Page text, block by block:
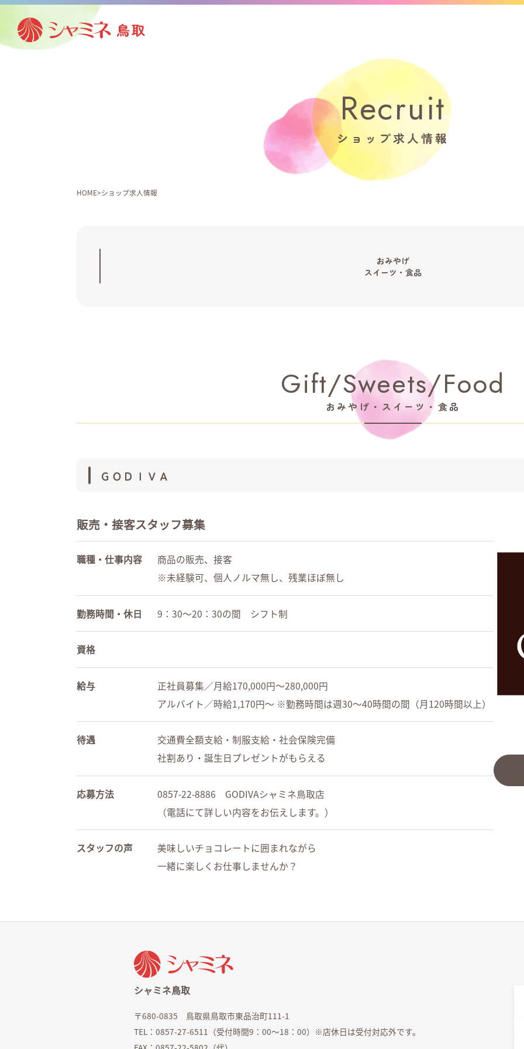
Recruit
ショップ求人情報
HOME ショップ求人情報
おみやげ
スイーツ・食品
Gift/Sweets/Food
おみやげ・スイーツ・食品
ＧＯＤＩＶＡ
販売・接客スタッフ募集
職種・仕事内容
商品の販売、接客
※未経験可、個人ノルマ無し、残業ほぼ無し
勤務時間・休日 9：30～20：30の間 シフト制
資格
給与
正社員募集／月給170,000円～280,000円
アルバイト／時給1,170円～ ※勤務時間は週30～40時間の間（月120時間以上）
待遇
交通費全額支給・制服支給・社会保険完備
社割あり・誕生日プレゼントがもらえる
応募方法
0857-22-8886 GODIVAシャミネ鳥取店
（電話にて詳しい内容をお伝えします。）
スタッフの声
美味しいチョコレートに囲まれながら
一緒に楽しくお仕事しませんか？
シャミネ鳥取
〒680-0835 鳥取県鳥取市東品治町111-1
TEL：0857-27-6511（受付時間9：00～18：00）※店休日は受付対応外です。